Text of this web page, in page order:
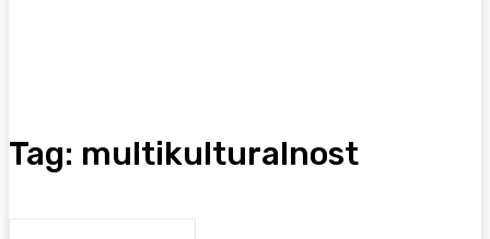
Tag: multikulturalnost